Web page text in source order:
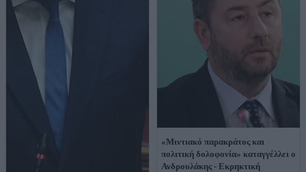
«Μιντιακό παρακράτος και
πολιτική δολοφονία» καταγγέλλει ο
Ανδρουλάκης - Εκρηκτική